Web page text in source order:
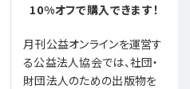
10%オフで購入できます！
月刊公益オンラインを運営す
る公益法人協会では、社団・
財団法人のための出版物を